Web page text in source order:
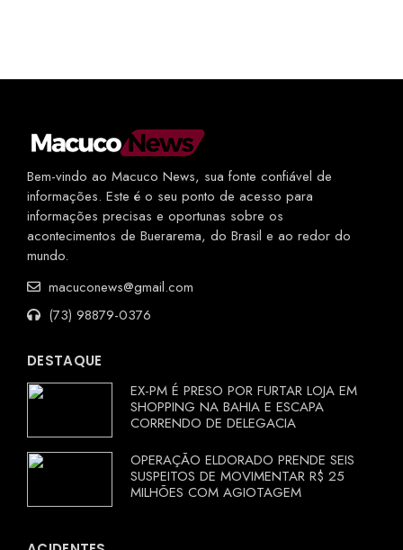
Bem-vindo ao Macuco News, sua fonte confiável de
informações. Este é o seu ponto de acesso para
informações precisas e oportunas sobre os
acontecimentos de Buerarema, do Brasil e ao redor do
mundo.
macuconews@gmail.com
(73) 98879-0376
DESTAQUE
EX-PM É PRESO POR FURTAR LOJA EM
SHOPPING NA BAHIA E ESCAPA
CORRENDO DE DELEGACIA
OPERAÇÃO ELDORADO PRENDE SEIS
SUSPEITOS DE MOVIMENTAR R$ 25
MILHÕES COM AGIOTAGEM